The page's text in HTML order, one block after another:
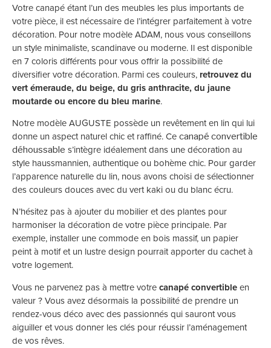
Votre canapé étant l’un des meubles les plus importants de
votre pièce, il est nécessaire de l’intégrer parfaitement à votre
décoration. Pour notre modèle ADAM, nous vous conseillons
un style minimaliste, scandinave ou moderne. Il est disponible
en 7 coloris différents pour vous offrir la possibilité de
diversifier votre décoration. Parmi ces couleurs, retrouvez du
vert émeraude, du beige, du gris anthracite, du jaune
moutarde ou encore du bleu marine.
Notre modèle AUGUSTE possède un revêtement en lin qui lui
donne un aspect naturel chic et raffiné. Ce canapé convertible
déhoussable s’intègre idéalement dans une décoration au
style haussmannien, authentique ou bohème chic. Pour garder
l’apparence naturelle du lin, nous avons choisi de sélectionner
des couleurs douces avec du vert kaki ou du blanc écru.
N’hésitez pas à ajouter du mobilier et des plantes pour
harmoniser la décoration de votre pièce principale. Par
exemple, installer une commode en bois massif, un papier
peint à motif et un lustre design pourrait apporter du cachet à
votre logement.
Vous ne parvenez pas à mettre votrecanapé convertibleen
valeur ? Vous avez désormais la possibilité de prendre un
rendez-vous déco avec des passionnés qui sauront vous
aiguiller et vous donner les clés pour réussir l’aménagement
de vos rêves.